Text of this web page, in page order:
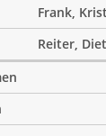
Frank,
Reiter,